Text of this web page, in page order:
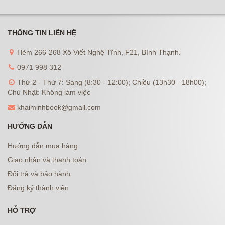
THÔNG TIN LIÊN HỆ
Hẻm 266-268 Xô Viết Nghệ Tĩnh, F21, Bình Thạnh.
0971 998 312
Thứ 2 - Thứ 7: Sáng (8:30 - 12:00); Chiều (13h30 - 18h00);
Chủ Nhật: Không làm việc
khaiminhbook@gmail.com
HƯỚNG DẪN
Hướng dẫn mua hàng
Giao nhận và thanh toán
Đổi trả và bảo hành
Đăng ký thành viên
HỖ TRỢ